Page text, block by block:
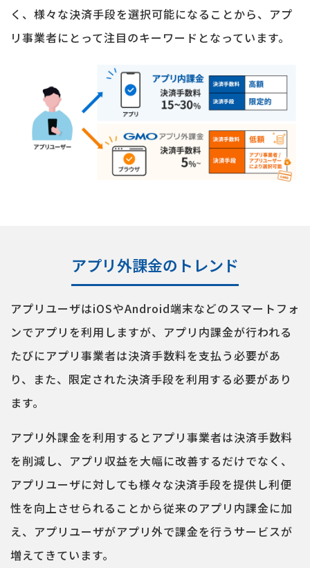
く、様々な決済手段を選択可能になることから、アプ
リ事業者にとって注目のキーワードとなっています。
アプリ外課金のトレンド
アプリユーザはiOSやAndroid端末などのスマートフォ
ンでアプリを利用しますが、アプリ内課金が行われる
たびにアプリ事業者は決済手数料を支払う必要があ
り、また、限定された決済手段を利用する必要があり
ます。
アプリ外課金を利用するとアプリ事業者は決済手数料
を削減し、アプリ収益を大幅に改善するだけでなく、
アプリユーザに対しても様々な決済手段を提供し利便
性を向上させられることから従来のアプリ内課金に加
え、アプリユーザがアプリ外で課金を行うサービスが
増えてきています。